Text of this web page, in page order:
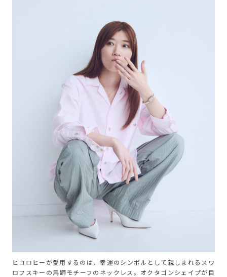
ヒコロヒーが愛用するのは、幸運のシンボルとして親しまれるスワ
ロフスキーの馬蹄モチーフのネックレス。オクタゴンシェイプが目